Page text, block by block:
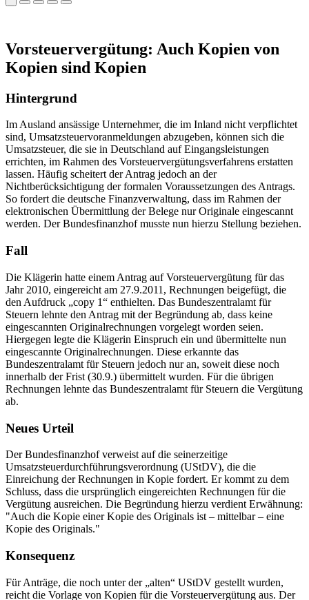
Vorsteuervergütung: Auch Kopien von
Kopien sind Kopien
Hintergrund
Im Ausland ansässige Unternehmer, die im Inland nicht verpflichtet
sind, Umsatzsteuervoranmeldungen abzugeben, können sich die
Umsatzsteuer, die sie in Deutschland auf Eingangsleistungen
errichten, im Rahmen des Vorsteuervergütungsverfahrens erstatten
lassen. Häufig scheitert der Antrag jedoch an der
Nichtberücksichtigung der formalen Voraussetzungen des Antrags.
So fordert die deutsche Finanzverwaltung, dass im Rahmen der
elektronischen Übermittlung der Belege nur Originale eingescannt
werden. Der Bundesfinanzhof musste nun hierzu Stellung beziehen.
Fall
Die Klägerin hatte einem Antrag auf Vorsteuervergütung für das
Jahr 2010, eingereicht am 27.9.2011, Rechnungen beigefügt, die
den Aufdruck „copy 1“ enthielten. Das Bundeszentralamt für
Steuern lehnte den Antrag mit der Begründung ab, dass keine
eingescannten Originalrechnungen vorgelegt worden seien.
Hiergegen legte die Klägerin Einspruch ein und übermittelte nun
eingescannte Originalrechnungen. Diese erkannte das
Bundeszentralamt für Steuern jedoch nur an, soweit diese noch
innerhalb der Frist (30.9.) übermittelt wurden. Für die übrigen
Rechnungen lehnte das Bundeszentralamt für Steuern die Vergütung
ab.
Neues Urteil
Der Bundesfinanzhof verweist auf die seinerzeitige
Umsatzsteuerdurchführungsverordnung (UStDV), die die
Einreichung der Rechnungen in Kopie fordert. Er kommt zu dem
Schluss, dass die ursprünglich eingereichten Rechnungen für die
Vergütung ausreichen. Die Begründung hierzu verdient Erwähnung:
"Auch die Kopie einer Kopie des Originals ist – mittelbar – eine
Kopie des Originals."
Konsequenz
Für Anträge, die noch unter der „alten“ UStDV gestellt wurden,
reicht die Vorlage von Kopien für die Vorsteuervergütung aus. Der